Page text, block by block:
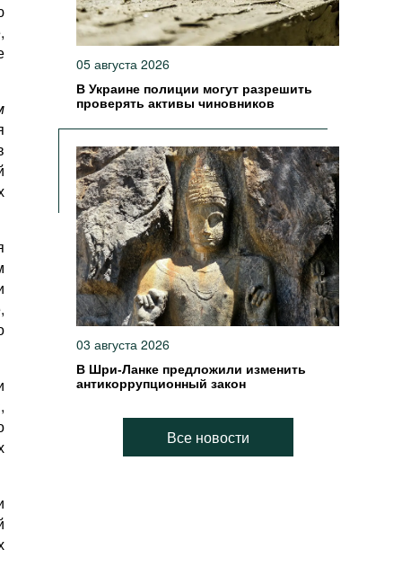
05 августа 2026
В Украине полиции могут разрешить
проверять активы чиновников
03 августа 2026
В Шри-Ланке предложили изменить
антикоррупционный закон
Все новости